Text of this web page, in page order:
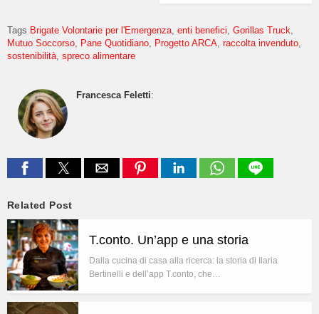
Tags Brigate Volontarie per l'Emergenza enti benefici Gorillas Truck
Mutuo Soccorso
Pane Quotidiano Progetto ARCA raccolta invenduto
sostenibilità spreco alimentare
Francesca Feletti:
Related Post
T.conto. Un’app e una storia
Dalla cucina di casa alla ricerca: la storia di Ilaria
Bertinelli e dell’app T.conto, che…